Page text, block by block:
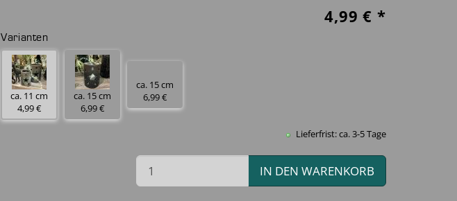
4,99 € *
Varianten
ca. 11 cm
4,99 €
ca. 15 cm
6,99 €
ca. 15 cm
6,99 €
Lieferfrist: ca. 3-5 Tage
IN DEN WARENKORB